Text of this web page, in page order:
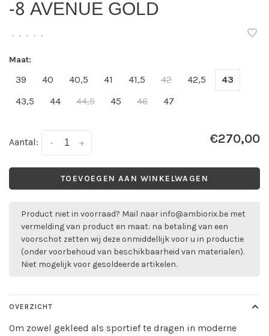
-8 AVENUE GOLD
• • • • •
Maat:
39 40 40,5 41 41,5 42 42,5
43
43,5
44 44,5 45 46 47
Aantal: +
- €270,00
TOEVOEGEN AAN WINKELWAGEN
Product niet in voorraad? Mail naarinfo@ambiorix.be met
vermelding van product en maat: na betaling van een
voorschot zetten wij deze onmiddellijk voor u in productie
(onder voorbehoud van beschikbaarheid van materialen).
Niet mogelijk voor gesoldeerde artikelen.
OVERZICHT
Om zowel gekleed als sportief te dragen in moderne